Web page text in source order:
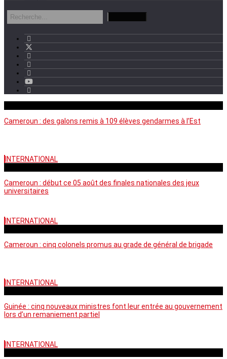
Cameroun : des galons remis à 109 élèves gendarmes à l’Est
INTERNATIONAL
Cameroun : début ce 05 août des finales nationales des jeux
universitaires
INTERNATIONAL
Cameroun : cinq colonels promus au grade de général de brigade
INTERNATIONAL
Guinée : cinq nouveaux ministres font leur entrée au gouvernement
lors d’un remaniement partiel
INTERNATIONAL